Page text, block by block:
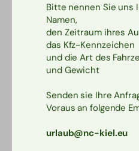
Bitte nennen Sie uns
Namen,
den Zeitraum ihres
das Kfz-Kennzeichen
und die Art des
und Gewicht
Senden sie Ihre
Voraus an folgende
urlaub@nc-kiel.eu